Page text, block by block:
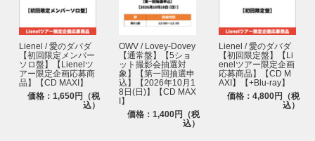
※原本のみ有効
※下記記載の身分証に別の証明写真を貼る等、身分証の偽造が発覚した場合
もご参加いただけません。
【1】パスポート
【2】運転免許証 (※第一種運転免許、第二種運転免許に限る)
【3】特別永住者証明書または在留カード
【4】身体障害者手帳、精神障害者保険福祉手帳、療育手帳
【5】マイナンバーカード (※通知カードは不可)
【6】顔写真付き学生証・生徒手帳 (※在学中のものに限る)
Lienel / 愛のダバダ
【初回限定メンバー
ソロ盤】【Lienelツ
アー限定企画応募商
品】【CD MAXI】
価格：1,650円（税
込）
OWV / Lovey-Dovey
【通常盤】【5ショ
ット撮影会抽選対
象】【第一回抽選申
込】【2026年10月1
8日(日)】【CD MAX
I】
価格：1,400円（税
込）
Lienel / 愛のダバダ
【初回限定盤】【Li
enelツアー限定企画
応募商品】【CD M
AXI】【+Blu-ray】
価格：4,800円（税
込）